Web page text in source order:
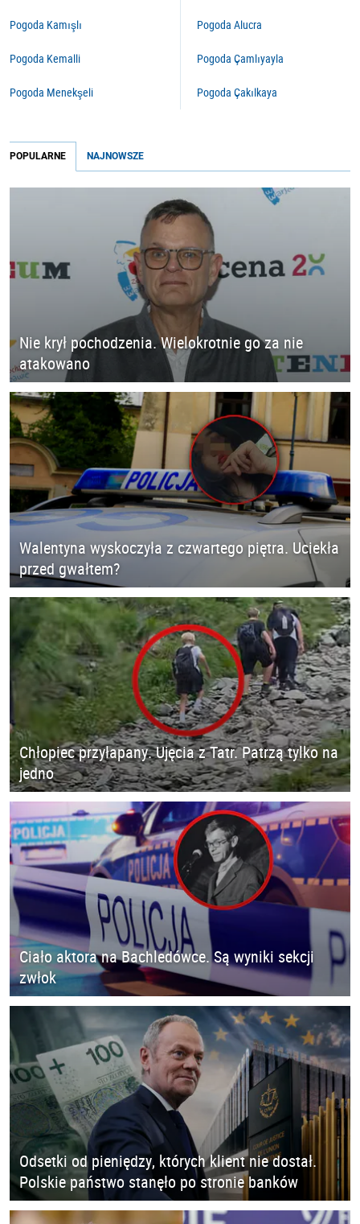
Pogoda Kamışlı
Pogoda Kemalli
Pogoda Menekşeli
Pogoda Alucra
Pogoda Çamlıyayla
Pogoda Çakılkaya
POPULARNE NAJNOWSZE
Nie krył pochodzenia. Wielokrotnie go za nie
atakowano
Walentyna wyskoczyła z czwartego piętra. Uciekła
przed gwałtem?
Chłopiec przyłapany. Ujęcia z Tatr. Patrzą tylko na
jedno
Ciało aktora na Bachledówce. Są wyniki sekcji
zwłok
Odsetki od pieniędzy, których klient nie dostał.
Polskie państwo stanęło po stronie banków